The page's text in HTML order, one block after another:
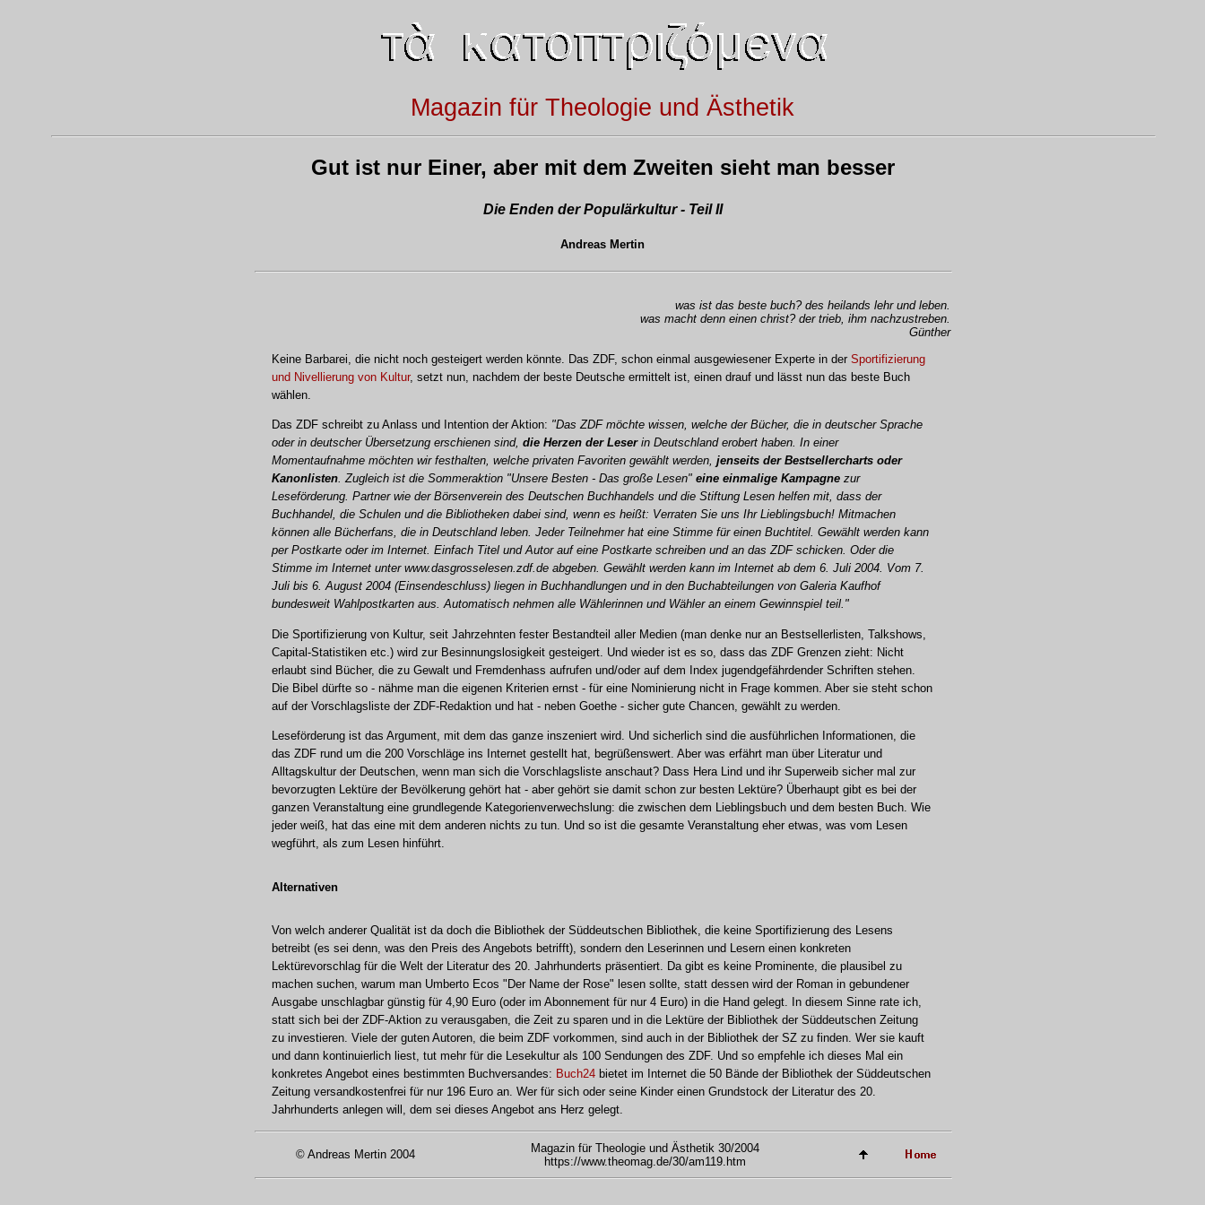
Magazin für Theologie und Ästhetik
Gut ist nur Einer, aber mit dem Zweiten sieht man besser
Die Enden der Populärkultur - Teil II
Andreas Mertin
was ist das beste buch? des heilands lehr und leben.
was macht denn einen christ? der trieb, ihm nachzustreben.
Günther
Keine Barbarei, die nicht noch gesteigert werden könnte. Das ZDF, schon einmal ausgewiesener Experte in der Sportifizierung
und Nivellierung von Kultur, setzt nun, nachdem der beste Deutsche ermittelt ist, einen drauf und lässt nun das beste Buch
wählen.
Das ZDF schreibt zu Anlass und Intention der Aktion: "Das ZDF möchte wissen, welche der Bücher, die in deutscher Sprache
oder in deutscher Übersetzung erschienen sind, die Herzen der Leserin Deutschland erobert haben. In einer
Momentaufnahme möchten wir festhalten, welche privaten Favoriten gewählt werden, jenseits der Bestsellercharts oder
Kanonlisten. Zugleich ist die Sommeraktion "Unsere Besten - Das große Lesen" eine einmalige Kampagnezur
Leseförderung. Partner wie der Börsenverein des Deutschen Buchhandels und die Stiftung Lesen helfen mit, dass der
Buchhandel, die Schulen und die Bibliotheken dabei sind, wenn es heißt: Verraten Sie uns Ihr Lieblingsbuch! Mitmachen
können alle Bücherfans, die in Deutschland leben. Jeder Teilnehmer hat eine Stimme für einen Buchtitel. Gewählt werden kann
per Postkarte oder im Internet. Einfach Titel und Autor auf eine Postkarte schreiben und an das ZDF schicken. Oder die
Stimme im Internet unter www.dasgrosselesen.zdf.de abgeben. Gewählt werden kann im Internet ab dem 6. Juli 2004. Vom 7.
Juli bis 6. August 2004 (Einsendeschluss) liegen in Buchhandlungen und in den Buchabteilungen von Galeria Kaufhof
bundesweit Wahlpostkarten aus. Automatisch nehmen alle Wählerinnen und Wähler an einem Gewinnspiel teil."
Die Sportifizierung von Kultur, seit Jahrzehnten fester Bestandteil aller Medien (man denke nur an Bestsellerlisten, Talkshows,
Capital-Statistiken etc.) wird zur Besinnungslosigkeit gesteigert. Und wieder ist es so, dass das ZDF Grenzen zieht: Nicht
erlaubt sind Bücher, die zu Gewalt und Fremdenhass aufrufen und/oder auf dem Index jugendgefährdender Schriften stehen.
Die Bibel dürfte so - nähme man die eigenen Kriterien ernst - für eine Nominierung nicht in Frage kommen. Aber sie steht schon
auf der Vorschlagsliste der ZDF-Redaktion und hat - neben Goethe - sicher gute Chancen, gewählt zu werden.
Leseförderung ist das Argument, mit dem das ganze inszeniert wird. Und sicherlich sind die ausführlichen Informationen, die
das ZDF rund um die 200 Vorschläge ins Internet gestellt hat, begrüßenswert. Aber was erfährt man über Literatur und
Alltagskultur der Deutschen, wenn man sich die Vorschlagsliste anschaut? Dass Hera Lind und ihr Superweib sicher mal zur
bevorzugten Lektüre der Bevölkerung gehört hat - aber gehört sie damit schon zur besten Lektüre? Überhaupt gibt es bei der
ganzen Veranstaltung eine grundlegende Kategorienverwechslung: die zwischen dem Lieblingsbuch und dem besten Buch. Wie
jeder weiß, hat das eine mit dem anderen nichts zu tun. Und so ist die gesamte Veranstaltung eher etwas, was vom Lesen
wegführt, als zum Lesen hinführt.
Alternativen
Von welch anderer Qualität ist da doch die Bibliothek der Süddeutschen Bibliothek, die keine Sportifizierung des Lesens
betreibt (es sei denn, was den Preis des Angebots betrifft), sondern den Leserinnen und Lesern einen konkreten
Lektürevorschlag für die Welt der Literatur des 20. Jahrhunderts präsentiert. Da gibt es keine Prominente, die plausibel zu
machen suchen, warum man Umberto Ecos "Der Name der Rose" lesen sollte, statt dessen wird der Roman in gebundener
Ausgabe unschlagbar günstig für 4,90 Euro (oder im Abonnement für nur 4 Euro) in die Hand gelegt. In diesem Sinne rate ich,
statt sich bei der ZDF-Aktion zu verausgaben, die Zeit zu sparen und in die Lektüre der Bibliothek der Süddeutschen Zeitung
zu investieren. Viele der guten Autoren, die beim ZDF vorkommen, sind auch in der Bibliothek der SZ zu finden. Wer sie kauft
und dann kontinuierlich liest, tut mehr für die Lesekultur als 100 Sendungen des ZDF. Und so empfehle ich dieses Mal ein
konkretes Angebot eines bestimmten Buchversandes: Buch24bietet im Internet die 50 Bände der Bibliothek der Süddeutschen
Zeitung versandkostenfrei für nur 196 Euro an. Wer für sich oder seine Kinder einen Grundstock der Literatur des 20.
Jahrhunderts anlegen will, dem sei dieses Angebot ans Herz gelegt.
© Andreas Mertin 2004
Magazin für Theologie und Ästhetik 30/2004
https://www.theomag.de/30/am119.htm